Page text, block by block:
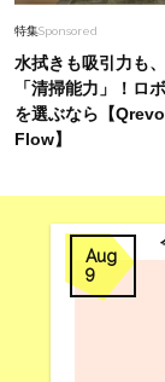
特集Sponsored
水拭きも吸引力も
「清掃能力」！ロ
を選ぶなら【
Flow】
Aug
9